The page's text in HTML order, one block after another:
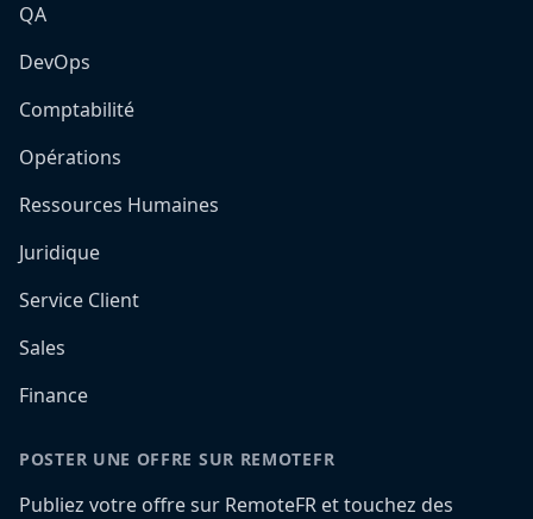
QA
DevOps
Comptabilité
Opérations
Ressources Humaines
Juridique
Service Client
Sales
Finance
POSTER UNE OFFRE SUR REMOTEFR
Publiez votre offre sur RemoteFR et touchez des